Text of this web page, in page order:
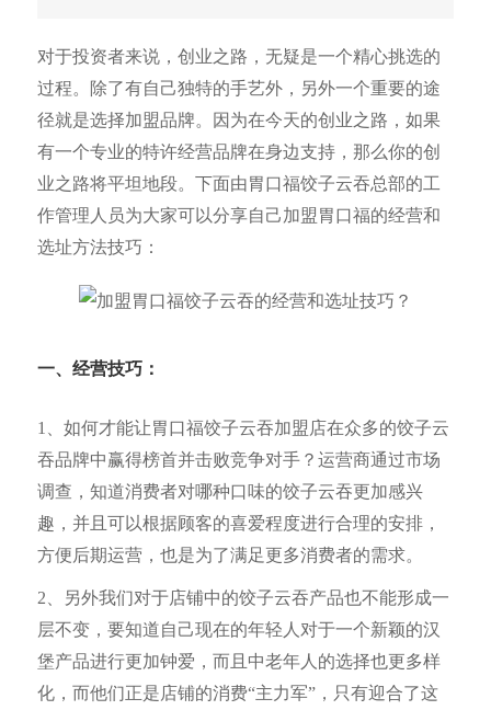
对于投资者来说，创业之路，无疑是一个精心挑选的
过程。除了有自己独特的手艺外，另外一个重要的途
径就是选择加盟品牌。因为在今天的创业之路，如果
有一个专业的特许经营品牌在身边支持，那么你的创
业之路将平坦地段。下面由胃口福饺子云吞总部的工
作管理人员为大家可以分享自己加盟胃口福的经营和
选址方法技巧：
一、经营技巧：
1、如何才能让胃口福饺子云吞加盟店在众多的饺子云
吞品牌中赢得榜首并击败竞争对手？运营商通过市场
调查，知道消费者对哪种口味的饺子云吞更加感兴
趣，并且可以根据顾客的喜爱程度进行合理的安排，
方便后期运营，也是为了满足更多消费者的需求。
2、另外我们对于店铺中的饺子云吞产品也不能形成一
层不变，要知道自己现在的年轻人对于一个新颖的汉
堡产品进行更加钟爱，而且中老年人的选择也更多样
化，而他们正是店铺的消费“主力军”，只有迎合了这